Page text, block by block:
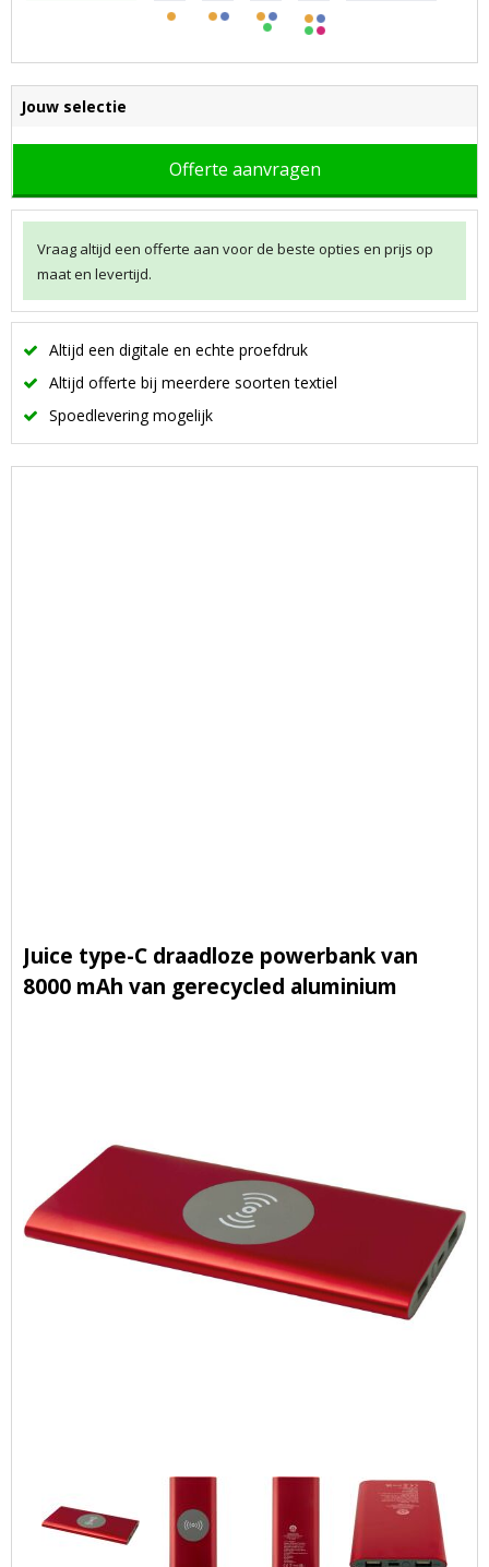
Jouw selectie
Offerte aanvragen
Vraag altijd een offerte aan voor de beste opties en prijs op
maat en levertijd.
Altijd een digitale en echte proefdruk
Altijd offerte bij meerdere soorten textiel
Spoedlevering mogelijk
Juice type-C draadloze powerbank van
8000 mAh van gerecycled aluminium